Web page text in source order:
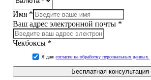
Имя *
Ваш адрес электронной почты *
Чекбоксы *
Я даю согласие на обработку персональных данных.
Бесплатная консультация